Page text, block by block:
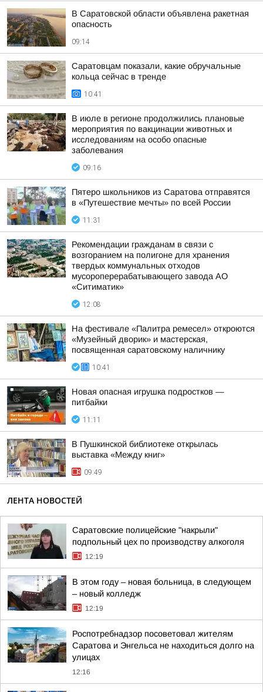
В Саратовской области объявлена ракетная
опасность
09:14
Саратовцам показали, какие обручальные
кольца сейчас в тренде
10:41
В июле в регионе продолжились плановые
мероприятия по вакцинации животных и
исследованиям на особо опасные
заболевания
09:16
Пятеро школьников из Саратова отправятся
в «Путешествие мечты» по всей России
11:31
Рекомендации гражданам в связи с
возгоранием на полигоне для хранения
твердых коммунальных отходов
мусороперерабатывающего завода АО
«Ситиматик»
12:08
На фестивале «Палитра ремесел» откроются
«Музейный дворик» и мастерская,
посвященная саратовскому наличнику
10:41
Новая опасная игрушка подростков —
питбайки
11:11
В Пушкинской библиотеке открылась
выставка «Между книг»
09:49
ЛЕНТА НОВОСТЕЙ
Саратовские полицейские "накрыли"
подпольный цех по производству алкоголя
12:19
В этом году – новая больница, в следующем
– новый колледж
12:19
Роспотребнадзор посоветовал жителям
Саратова и Энгельса не находиться долго на
улицах
12:16